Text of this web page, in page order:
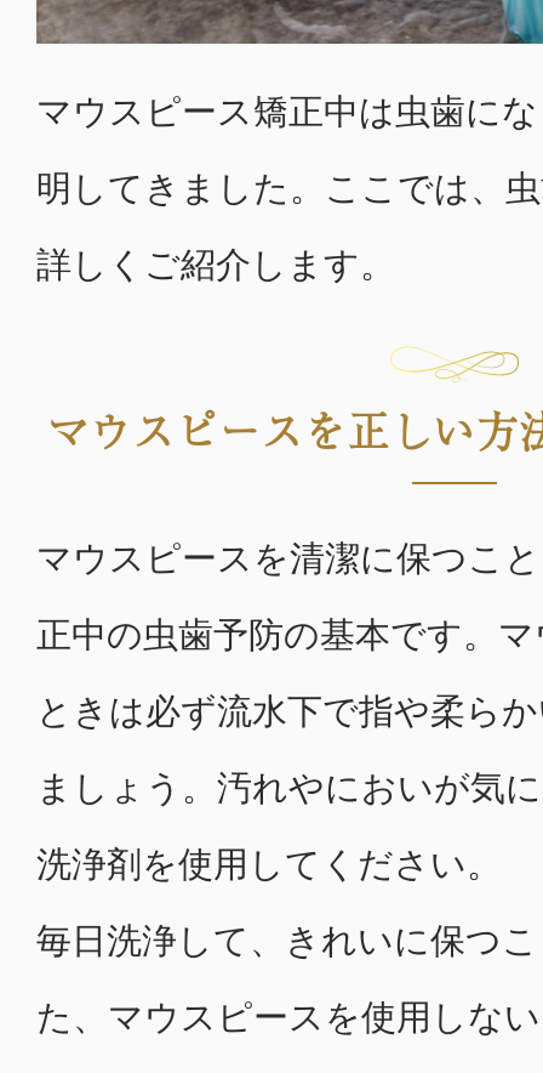
マウスピース矯正中は虫歯に
明してきました。ここでは、
詳しくご紹介します。
マウスピースを正しい方
マウスピースを清潔に保つこ
正中の虫歯予防の基本です。
ときは必ず流水下で指や柔ら
ましょう。汚れやにおいが気
洗浄剤を使用してください。
毎日洗浄して、きれいに保つ
た、マウスピースを使用しな